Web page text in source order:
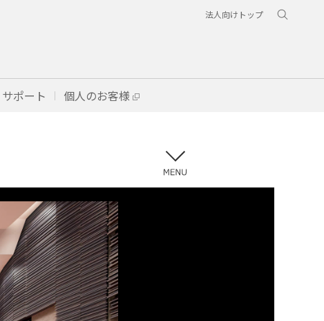
法人向けトップ
サポート 個人のお客様